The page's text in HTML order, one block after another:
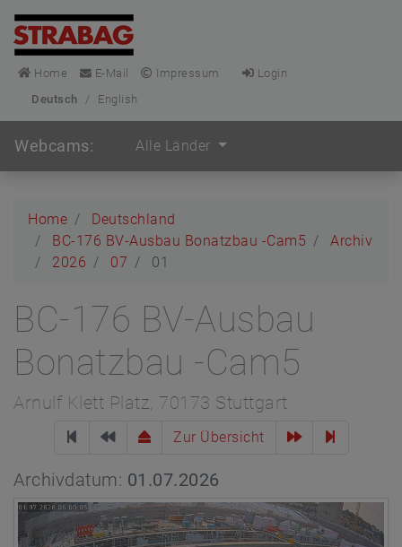
Home E-Mail Impressum
Login
Deutsch
/ English
Webcams: Alle Länder
Home
Deutschland
BC-176 BV-Ausbau Bonatzbau -Cam5
Archiv
2026
07 01
BC-176 BV-Ausbau
Bonatzbau -Cam5
Arnulf Klett Platz, 70173 Stuttgart
Zur Übersicht
Archivdatum: 01.07.2026